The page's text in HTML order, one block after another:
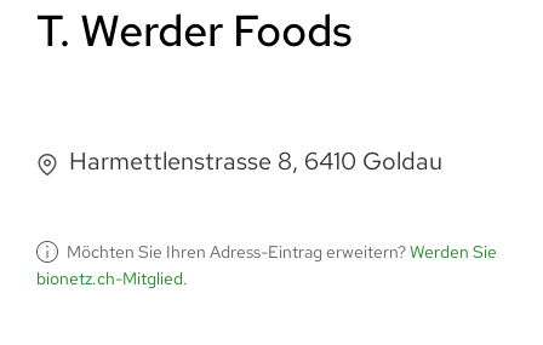
T. Werder Foods
Harmettlenstrasse 8, 6410 Goldau
Möchten Sie Ihren Adress-Eintrag erweitern?Werden Sie
bionetz.ch-Mitglied.